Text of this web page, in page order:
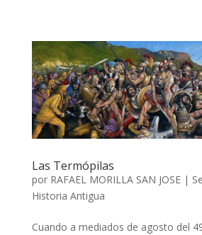
Las Termópilas
por RAFAEL MORILLA SAN JOSE|
Historia Antigua
Cuando a mediados de agosto del